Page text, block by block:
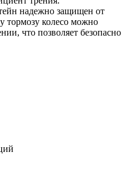
надежно защищен от
тормозу колесо можно
что позволяет безопасно